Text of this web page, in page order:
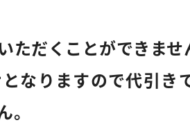
ただくことができませ
なりますので代引き